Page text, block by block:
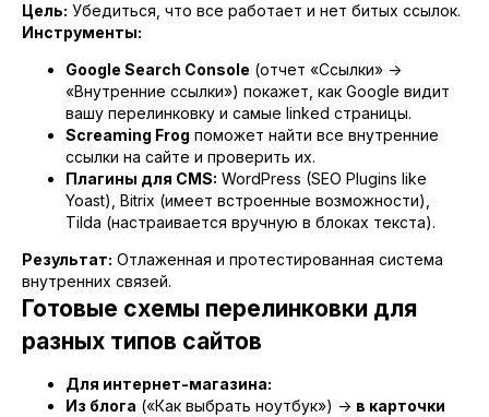
Цель: Убедиться, что все работает и нет битых ссылок.
Инструменты:
Google Search Console (отчет «Ссылки» ->
«Внутренние ссылки») покажет, как Google видит
вашу перелинковку и самые linked страницы.
Screaming Frog поможет найти все внутренние
ссылки на сайте и проверить их.
Плагины для CMS: WordPress (SEO Plugins like
Yoast), Bitrix (имеет встроенные возможности),
Tilda (настраивается вручную в блоках текста).
Результат: Отлаженная и протестированная система
внутренних связей.
Готовые схемы перелинковки для
разных типов сайтов
Для интернет-магазина:
Из блога («Как выбрать ноутбук») -> в карточки